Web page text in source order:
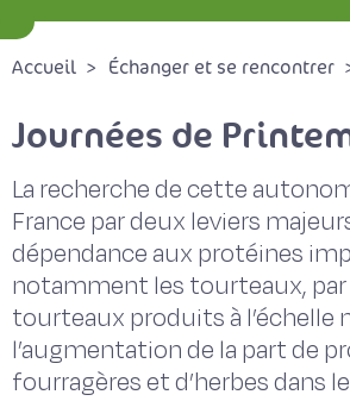
Accueil Échanger et se rencontrer
Journées de
La recherche de cette
France par deux leviers
dépendance aux protéines
notamment les tourteaux, par
tourteaux produits à l’échelle
l’augmentation de la part de
fourragères et d’herbes dans